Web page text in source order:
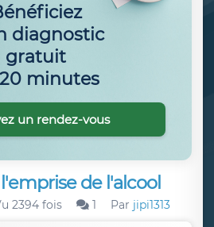
de l'alcool
2394 fois 1 Par jipi1313
diagnostic
gratuit
minutes
un rendez-vous